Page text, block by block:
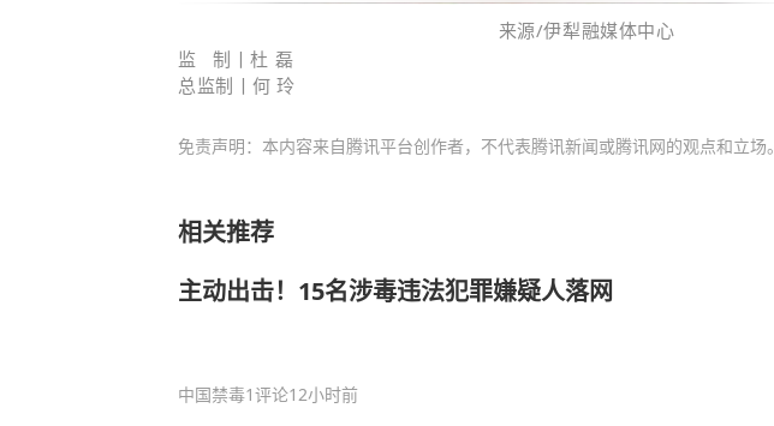
来源/伊犁融媒体中心
监 制丨杜 磊
总监制丨何 玲
免责声明：本内容来自腾讯平台创作者，不代表腾讯新闻或腾讯网的观点和立场。
相关推荐
主动出击！15名涉毒违法犯罪嫌疑人落网
中国禁毒1评论12小时前